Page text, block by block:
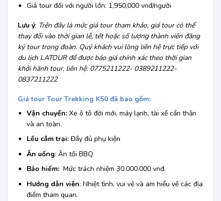
Giá tour đối với người lớn: 1,950,000 vnđ/người
Lưu ý: Trên đây là mức giá tour tham khảo, giá tour có thể
thay đổi vào thời gian lễ, tết hoặc số lượng thành viên đăng
ký tour trong đoàn. Quý khách vui lòng liên hệ trực tiếp với
du lịch LATOUR để được báo giá chính xác theo thời gian
khởi hành tour, liên hệ: 0775211222- 0389211222-
0837211222
Giá tour Tour Trekking K50 đã bao gồm:
Vận chuyển:Xe ô tô đời mới, máy lạnh, tài xế cẩn thận
và an toàn.
Lều cắm trại: Đầy đủ phụ kiện
Ăn uống: Ăn tối BBQ
Bảo hiểm:Mức trách nhiệm 30.000.000 vnđ.
Hướng dẫn viên: Nhiệt tình, vui vẻ và am hiểu về các địa
điểm tham quan.